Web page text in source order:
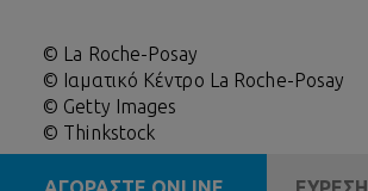
© La Roche-Posay
© Ιαματικό Κέντρο La Roche-Posay
© Getty Images
© Thinkstock
© L'OREAL